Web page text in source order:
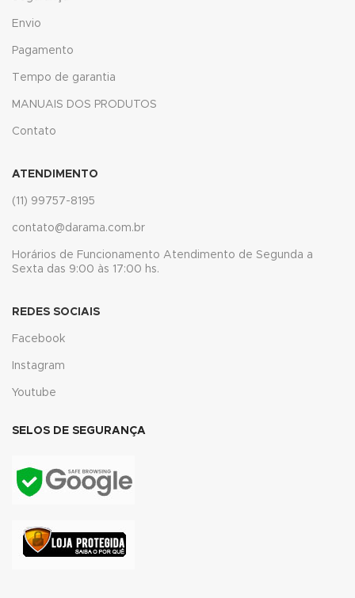
panel
Panel
Hacklink
panel
panel
Envio
Pagamento
Tempo de garantia
MANUAIS DOS PRODUTOS
Contato
ATENDIMENTO
(11) 99757-8195
contato@darama.com.br
Horários de Funcionamento Atendimento de Segunda a
Sexta das 9:00 às 17:00 hs.
REDES SOCIAIS
Facebook
Instagram
Youtube
SELOS DE SEGURANÇA